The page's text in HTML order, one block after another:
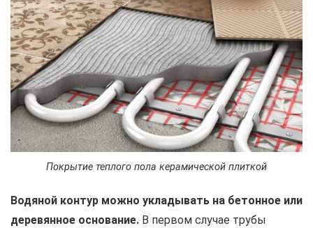
Покрытие теплого пола керамической плиткой
Водяной контур можно укладывать на бетонное или
деревянное основание. В первом случае трубы